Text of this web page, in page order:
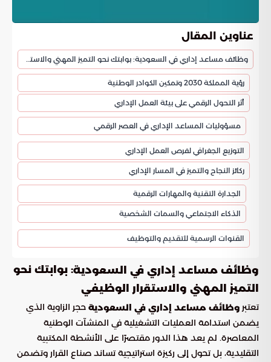
عناوين المقال
وظائف مساعد إداري في السعودية: بوابتك نحو التميز المهني والاستقرار الوظيفي
رؤية المملكة 2030 وتمكين الكوادر الوطنية
أثر التحول الرقمي على بيئة العمل الإداري
مسؤوليات المساعد الإداري في العصر الرقمي
التوزيع الجغرافي لفرص العمل الإداري
ركائز النجاح والتميز في المسار الإداري
الجدارة التقنية والمهارات الرقمية
الذكاء الاجتماعي والسمات الشخصية
القنوات الرسمية للتقديم والتوظيف
وظائف مساعد إداري في السعودية: بوابتك نحو
التميز المهني والاستقرار الوظيفي
تعتبر وظائف مساعد إداري في السعودية حجر الزاوية الذي
يضمن استدامة العمليات التشغيلية في المنشآت الوطنية
المعاصرة. لم يعد هذا الدور مقتصرًا على الأنشطة المكتبية
التقليدية، بل تحول إلى ركيزة استراتيجية تساند صناع القرار وتضمن